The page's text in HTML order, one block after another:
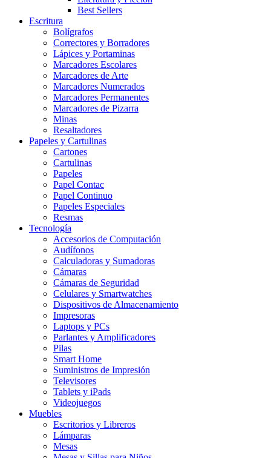
Best Sellers
Escritura
Bolígrafos
Correctores y Borradores
Lápices y Portaminas
Marcadores Escolares
Marcadores de Arte
Marcadores Numerados
Marcadores Permanentes
Marcadores de Pizarra
Minas
Resaltadores
Papeles y Cartulinas
Cartones
Cartulinas
Papeles
Papel Contac
Papel Continuo
Papeles Especiales
Resmas
Tecnología
Accesorios de Computación
Audífonos
Calculadoras y Sumadoras
Cámaras
Cámaras de Seguridad
Celulares y Smartwatches
Dispositivos de Almacenamiento
Impresoras
Laptops y PCs
Parlantes y Amplificadores
Pilas
Smart Home
Suministros de Impresión
Televisores
Tablets y iPads
Videojuegos
Muebles
Escritorios y Libreros
Lámparas
Mesas